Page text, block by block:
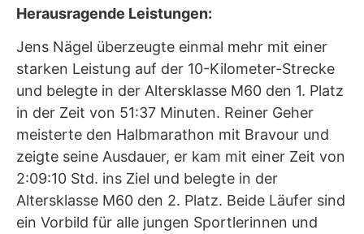
Herausragende Leistungen:
Jens Nägel überzeugte einmal mehr mit einer
starken Leistung auf der 10-Kilometer-Strecke
und belegte in der Altersklasse M60 den 1. Platz
in der Zeit von 51:37 Minuten. Reiner Geher
meisterte den Halbmarathon mit Bravour und
zeigte seine Ausdauer, er kam mit einer Zeit von
2:09:10 Std. ins Ziel und belegte in der
Altersklasse M60 den 2. Platz. Beide Läufer sind
ein Vorbild für alle jungen Sportlerinnen und